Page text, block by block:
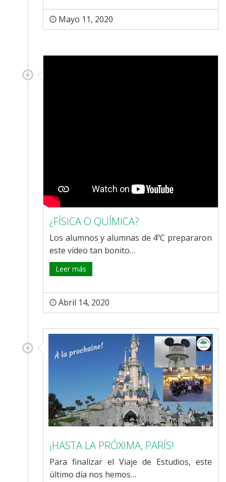
Mayo 11, 2020
¿FÍSICA O QUÍMICA?
Los alumnos y alumnas de 4ºC prepararon
este vídeo tan bonito…
Leer más
Abril 14, 2020
¡HASTA LA PRÓXIMA, PARÍS!
Para finalizar el Viaje de Estudios, este
último día nos hemos…